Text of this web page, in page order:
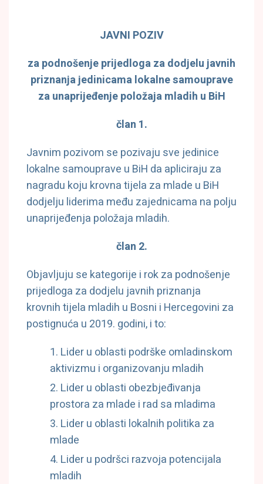
JAVNI POZIV
za podnošenje prijedloga za dodjelu javnih
priznanja jedinicama lokalne samouprave
za unaprijeđenje položaja mladih u BiH
član 1.
Javnim pozivom se pozivaju sve jedinice
lokalne samouprave u BiH da apliciraju za
nagradu koju krovna tijela za mlade u BiH
dodjelju liderima među zajednicama na polju
unaprijeđenja položaja mladih.
član 2.
Objavljuju se kategorije i rok za podnošenje
prijedloga za dodjelu javnih priznanja
krovnih tijela mladih u Bosni i Hercegovini za
postignuća u 2019. godini, i to:
Lider u oblasti podrške omladinskom
aktivizmu i organizovanju mladih
Lider u oblasti obezbjeđivanja
prostora za mlade i rad sa mladima
Lider u oblasti lokalnih politika za
mlade
Lider u podršci razvoja potencijala
mladih